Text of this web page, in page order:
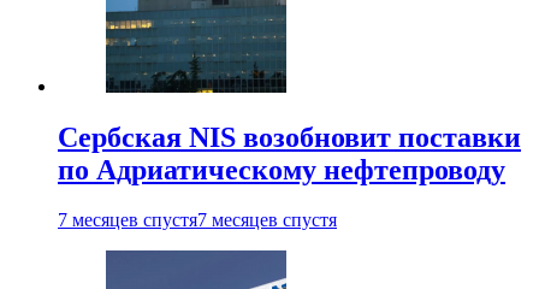
Сербская NIS возобновит поставки
по Адриатическому нефтепроводу
7 месяцев спустя7 месяцев спустя